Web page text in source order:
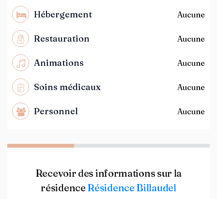
Hébergement Aucune
Restauration Aucune
Animations Aucune
Soins médicaux Aucune
Personnel Aucune
Recevoir des informations sur la
résidence Résidence Billaudel